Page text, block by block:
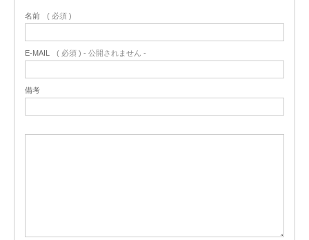
名前 ( 必須 )
E-MAIL ( 必須 ) - 公開されません -
備考